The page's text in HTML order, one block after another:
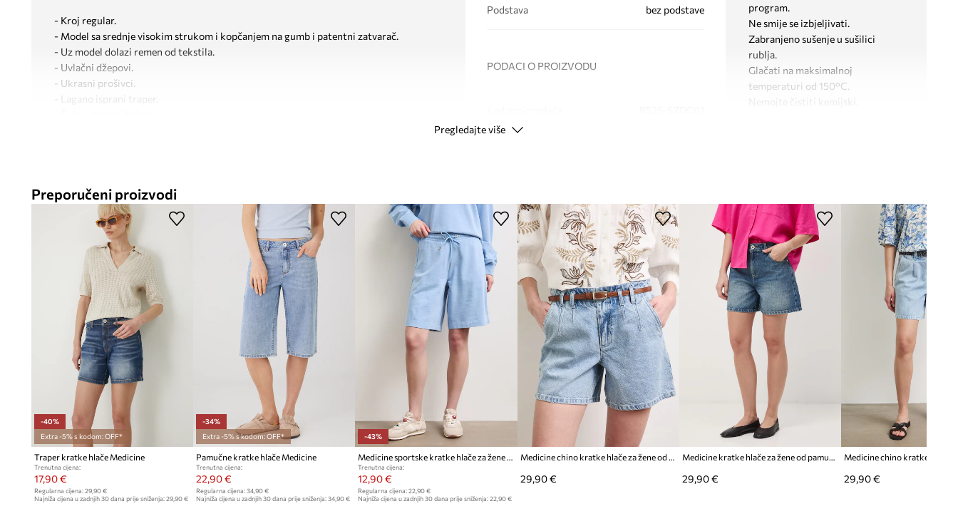
- Kroj regular.
- Model sa srednje visokim strukom i kopčanjem na gumb i patentni zatvarač.
- Uz model dolazi remen od tekstila.
- Uvlačni džepovi.
- Ukrasni prošivci.
- Lagano isprani traper.
- Dimenzije navedene za veličinu: S.
Podstava bez podstave
PODACI O PROIZVODU
Proizvođač
ID Proizvoda
program.
Ne smije se izbjeljivati.
Zabranjeno sušenje u sušilici
rublja.
Glačati na maksimalnoj
temperaturi od 150°C.
Kroj: regular fit
Pregledajte više
Preporučeni proizvodi
-40%
Extra -5% s kodom: OFF*
Traper kratke hlače Medicine
Trenutna cijena:
17,90 €
Regularna cijena: 29,90 €
Najniža cijena u zadnjih 30 dana prije sniženja: 29,90 €
-34%
Extra -5% s kodom: OFF*
Pamučne kratke hlače Medicine
Trenutna cijena:
22,90 €
Regularna cijena:34,90 €
Najniža cijena u zadnjih 30 dana prije sniženja:34,90 €
-43%
Trenutna cijena:
12,90 €
Regularna cijena: 22,90 €
Najniža cijena u zadnjih 30 dana prije sniženja: 22,90 €
29,90 € 29,90 € 29,90 €